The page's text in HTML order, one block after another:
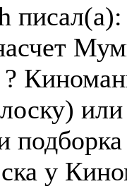
писал(a):
?
у